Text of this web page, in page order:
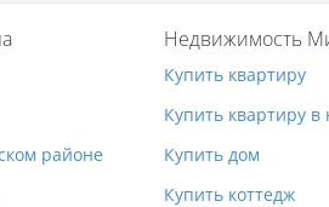
районе
Недвижимость
Купить квартиру
Купить квартиру в
Купить дом
Купить коттедж